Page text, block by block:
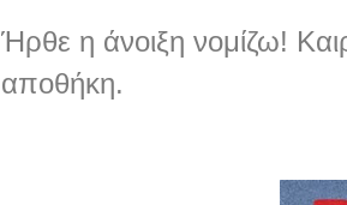
Ήρθε η άνοιξη νομίζω!
αποθήκη.